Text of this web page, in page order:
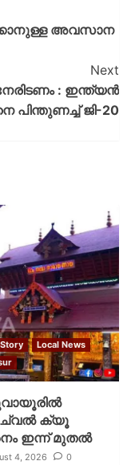
അവസാന
Next
: ഇന്ത്യന്‍
പിന്തുണച്ച് ജി-20
Local News
ക്യൂ
ഇന്ന് മുതല്‍
4, 2026 0